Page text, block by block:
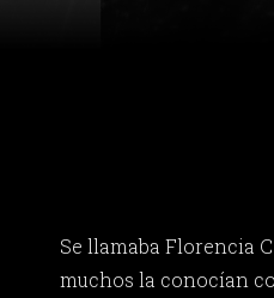
Se llamaba Florencia
muchos la conocían